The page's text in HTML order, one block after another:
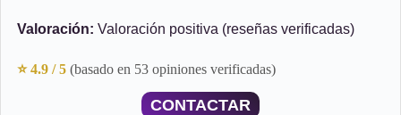
Valoración: Valoración positiva (reseñas verificadas)
⭐ 4.9 / 5 (basado en 53 opiniones verificadas)
CONTACTAR